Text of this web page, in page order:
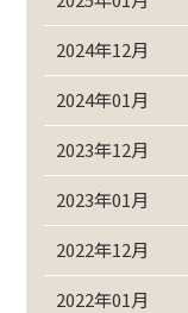
2024年12月
2024年01月
2023年12月
2023年01月
2022年12月
2022年01月